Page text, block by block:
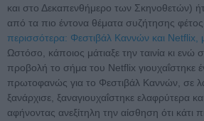
και στο Δεκαπενθήμερο των Σκηνοθετών)
από τα πιο έντονα θέματα συζήτησης φέτος
περισσότερα: Φεστιβάλ Καννών και Netflix,
Ωστόσο, κάποιος μάτιαξε την ταινία κι ενώ
προβολή το σήμα του Netflix γιουχαΐστηκε
πρωτοφανώς για το Φεστιβάλ Καννών, σε
ξανάρχισε, ξαναγιουχαΐστηκε ελαφρύτερα
αφήνοντας ανεξίτηλη την αίσθηση ότι